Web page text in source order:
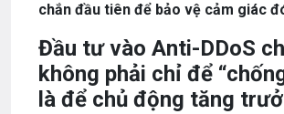
chắn đầu tiên để bảo vệ cảm giác
Đầu tư vào Anti-DDoS
không phải chỉ để
là để chủ động tăng